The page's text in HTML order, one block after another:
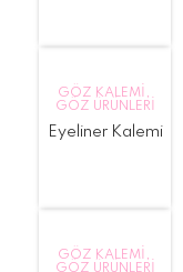
GÖZ KALEMI ,
GÖZ ÜRÜNLERI
Eyeliner Kalemi
GÖZ KALEMI ,
GÖZ ÜRÜNLERI